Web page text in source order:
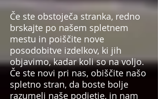
Če ste obstoječa stranka, redno
brskajte po našem spletnem
mestu in poiščite nove
posodobitve izdelkov, ki jih
objavimo, kadar koli so na voljo.
Če ste novi pri nas, obiščite našo
spletno stran, da boste bolje
razumeli naše podjetje, in nam